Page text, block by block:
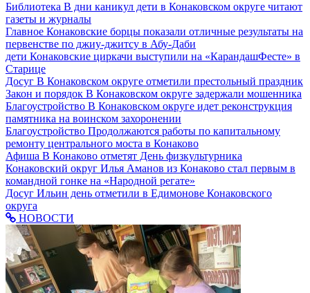
Библиотека В дни каникул дети в Конаковском округе читают
газеты и журналы
Главное Конаковские борцы показали отличные результаты на
первенстве по джиу-джитсу в Абу-Даби
дети Конаковские циркачи выступили на «КарандашФесте» в
Старице
Досуг В Конаковском округе отметили престольный праздник
Закон и порядок В Конаковском округе задержали мошенника
Благоустройство В Конаковском округе идет реконструкция
памятника на воинском захоронении
Благоустройство Продолжаются работы по капитальному
ремонту центрального моста в Конаково
Афиша В Конаково отметят День физкультурника
Конаковский округ Илья Аманов из Конаково стал первым в
командной гонке на «Народной регате»
Досуг Ильин день отметили в Едимонове Конаковского
округа
НОВОСТИ